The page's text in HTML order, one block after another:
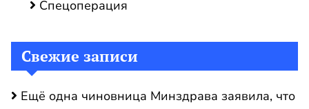
Спецоперация
Свежие записи
Ещё одна чиновница Минздрава заявила, что